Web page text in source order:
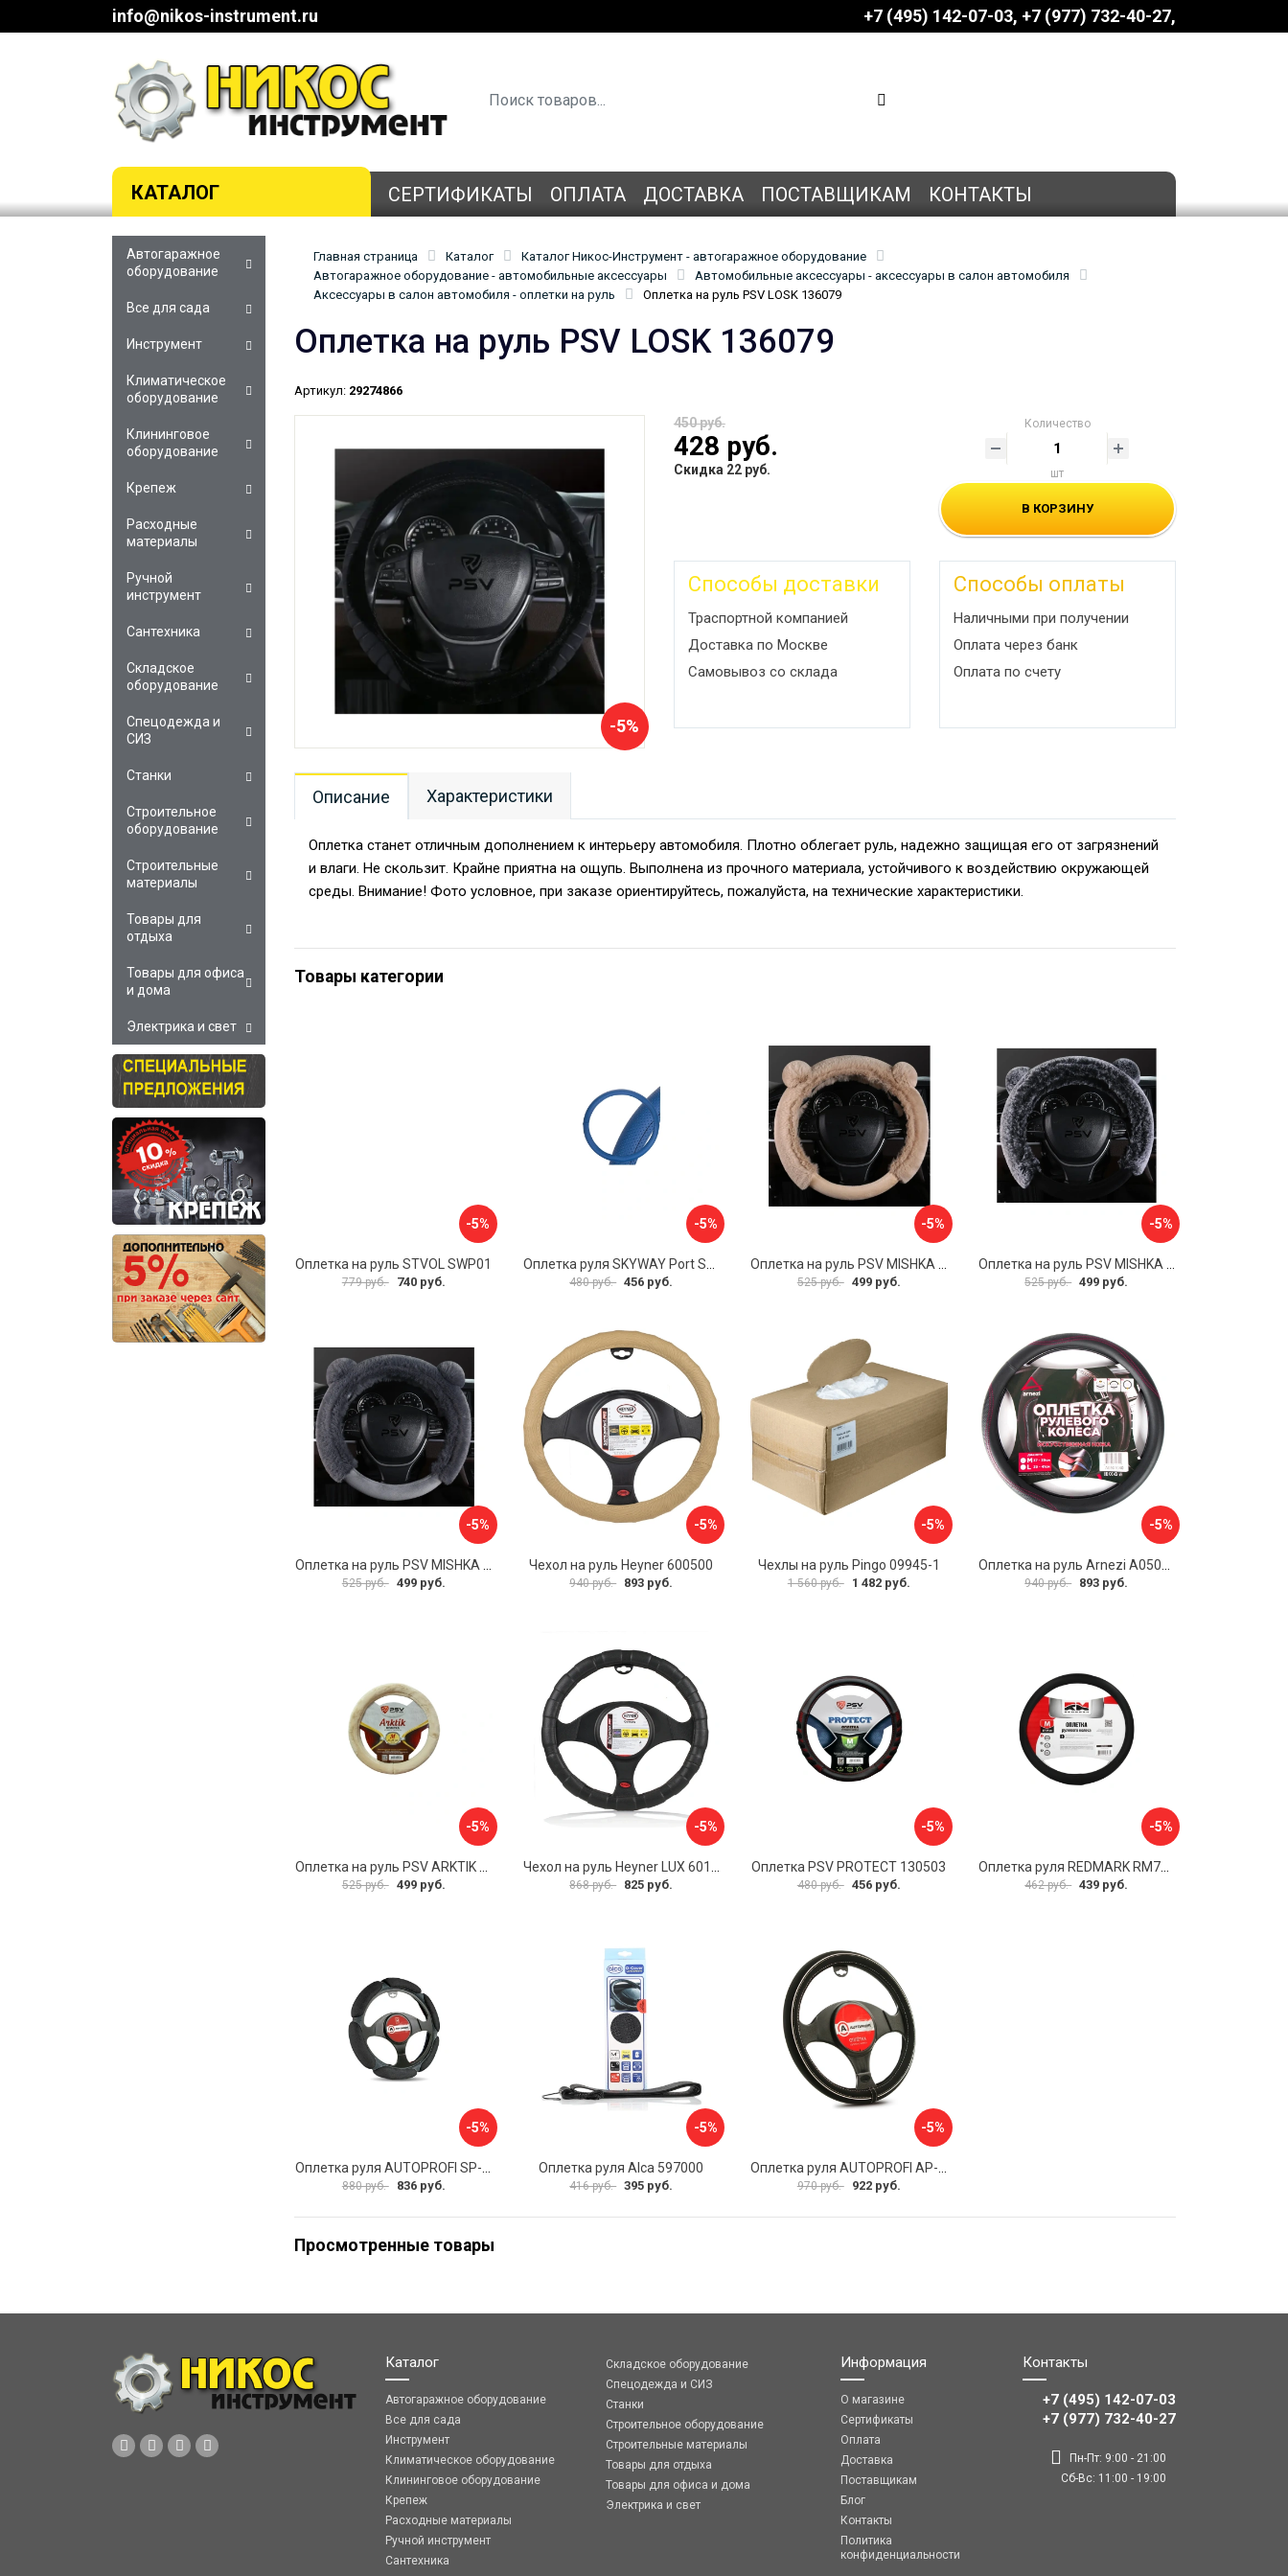
info@nikos-instrument.ru +7 (495) 142-07-03 ‎‎+7 (977) 732-40-27
КАТАЛОГ СЕРТИФИКАТЫ ОПЛАТА ДОСТАВКА ПОСТАВЩИКАМ КОНТАКТЫ
Главная страница Каталог
Каталог Никос-Инструмент - автогаражное оборудование
Автогаражное оборудование - автомобильные аксессуары
Автомобильные аксессуары - аксессуары в салон автомобиля
Аксессуары в салон автомобиля - оплетки на руль
Оплетка на руль PSV LOSK 136079
Оплетка на руль PSV LOSK 136079
Артикул: 29274866
-5%
450 руб.
428 руб.
Скидка 22 руб.
Количество
шт
В КОРЗИНУ
Способы доставки
Траспортной компанией
Доставка по Москве
Самовывоз со склада
Способы оплаты
Наличными при получении
Оплата через банк
Оплата по счету
Описание Характеристики
Оплетка станет отличным дополнением к интерьеру автомобиля. Плотно облегает руль, надежно защищая его от загрязнений
и влаги. Не скользит. Крайне приятна на ощупь. Выполнена из прочного материала, устойчивого к воздействию окружающей
среды. Внимание! Фото условное, при заказе ориентируйтесь, пожалуйста, на технические характеристики.
Товары категории
-5%
Оплетка на руль STVOL SWP01
779 руб. 740 руб.
-5%
480 руб. 456 руб.
-5%
525 руб. 499 руб.
-5%
525 руб. 499 руб.
-5%
Оплетка на руль PSV MISHKA Premium 136096
525 руб. 499 руб.
-5%
Чехол на руль Heyner 600500
940 руб. 893 руб.
-5%
Чехлы на руль Pingo 09945-1
1 560 руб. 1 482 руб.
-5%
Оплетка на руль Arnezi A0501040
940 руб. 893 руб.
-5%
525 руб. 499 руб.
-5%
868 руб. 825 руб.
-5%
Оплетка PSV PROTECT 130503
480 руб. 456 руб.
-5%
Оплетка руля REDMARK RM78002
462 руб. 439 руб.
-5%
880 руб. 836 руб.
-5%
Оплетка руля Alca 597000
416 руб. 395 руб.
-5%
970 руб. 922 руб.
Просмотренные товары
Автогаражное
оборудование
Все для сада
Инструмент
Климатическое
оборудование
Клининговое
оборудование
Крепеж
Расходные
материалы
Ручной
инструмент
Сантехника
Складское
оборудование
Спецодежда и
СИЗ
Станки
Строительное
оборудование
Строительные
материалы
Товары для
отдыха
Товары для офиса
и дома
Электрика и свет
Каталог
Автогаражное оборудование
Все для сада
Инструмент
Климатическое оборудование
Клининговое оборудование
Крепеж
Расходные материалы
Ручной инструмент
Сантехника
Складское оборудование
Спецодежда и СИЗ
Станки
Строительное оборудование
Строительные материалы
Товары для отдыха
Товары для офиса и дома
Электрика и свет
Информация
О магазине
Сертификаты
Оплата
Доставка
Поставщикам
Блог
Контакты
Политика
конфиденциальности
Контакты
+7 (495) 142-07-03
‎‎+7 (977) 732-40-27
Пн-Пт: 9:00 - 21:00
Сб-Вс: 11:00 - 19:00